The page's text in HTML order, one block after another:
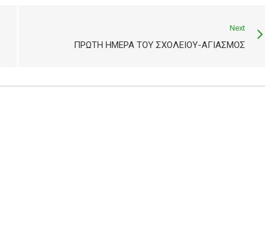
Next
ΠΡΏΤΗ ΗΜΈΡΑ ΤΟΥ ΣΧΟΛΕΊΟΥ-ΑΓΙΑΣΜΌΣ